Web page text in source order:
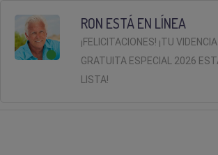
RON ESTÁ EN LÍNEA
¡FELICITACIONES! ¡TU VIDENCIA
GRATUITA ESPECIAL 2026
LISTA!